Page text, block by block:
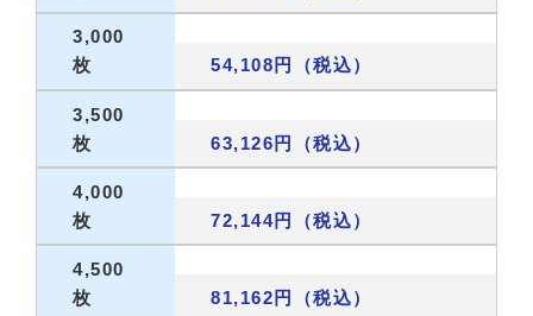
3,000
枚
54,108円（税込）
3,500
枚
63,126円（税込）
4,000
枚
72,144円（税込）
4,500
枚
81,162円（税込）